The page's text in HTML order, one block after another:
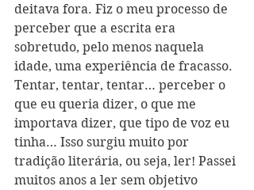
deitava fora. Fiz o meu processo de
perceber que a escrita era
sobretudo, pelo menos naquela
idade, uma experiência de fracasso.
Tentar, tentar, tentar… perceber o
que eu queria dizer, o que me
importava dizer, que tipo de voz eu
tinha… Isso surgiu muito por
tradição literária, ou seja, ler! Passei
muitos anos a ler sem objetivo